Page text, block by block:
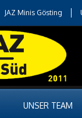
JAZ Minis Gösting
UNSER TEAM